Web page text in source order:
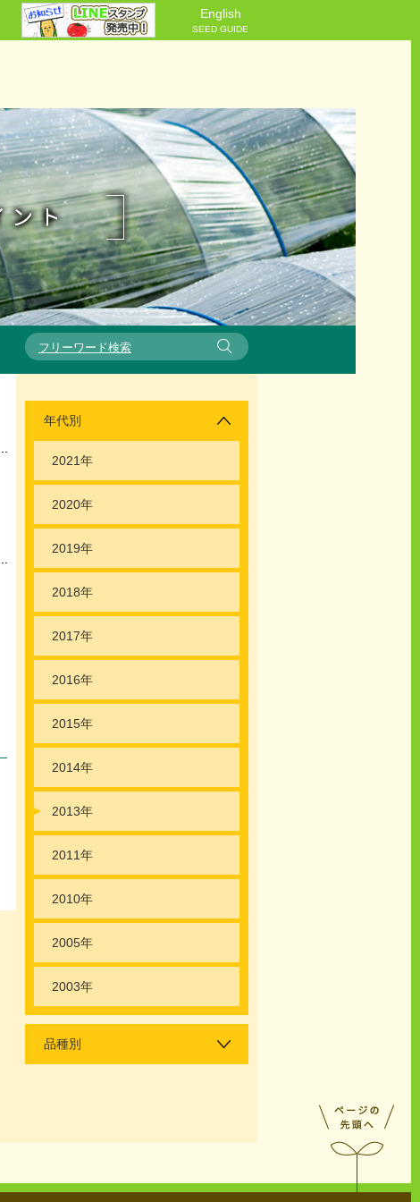
English
SEED GUIDE
年代別
2021年
2020年
2019年
2018年
2017年
2016年
2015年
2014年
2013年
2011年
2010年
2005年
2003年
品種別